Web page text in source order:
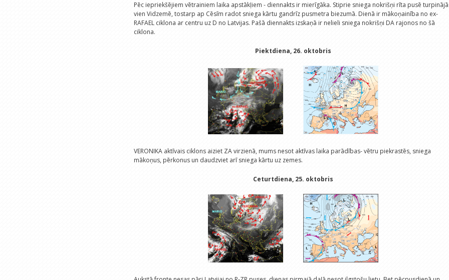
Pēc iepriekšējiem vētrainiem laika apstākļiem - diennakts ir mierīgāka. Stiprie sniega nokrišņi rīta pusē
vien Vidzemē, tostarp ap Cēsīm radot sniega kārtu gandrīz pusmetra biezumā. Dienā ir mākoņainība no ex-
RAFAEL ciklona ar centru uz D no Latvijas. Pašā diennakts izskaņā ir nelieli sniega nokrišņi DA rajonos no šā
ciklona.
Piektdiena, 26. oktobris
VERONIKA aktīvais ciklons aiziet ZA virzienā, mums nesot aktīvas laika parādības- vētru piekrastēs, sniega
mākoņus, pērkonus un daudzviet arī sniega kārtu uz zemes.
Ceturtdiena, 25. oktobris